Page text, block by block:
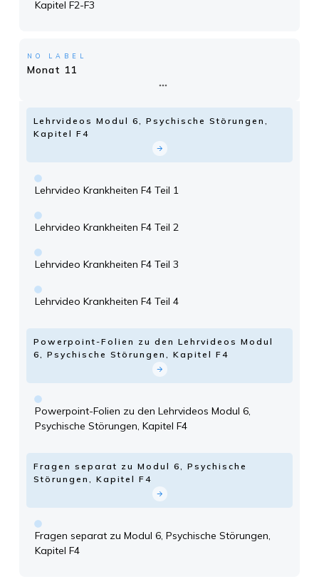
Kapitel F2-F3
NO LABEL
Monat 11
Lehrvideos Modul 6, Psychische Störungen,
Kapitel F4
Lehrvideo Krankheiten F4 Teil 1
Lehrvideo Krankheiten F4 Teil 2
Lehrvideo Krankheiten F4 Teil 3
Lehrvideo Krankheiten F4 Teil 4
Powerpoint-Folien zu den Lehrvideos Modul
6, Psychische Störungen, Kapitel F4
Powerpoint-Folien zu den Lehrvideos Modul 6,
Psychische Störungen, Kapitel F4
Fragen separat zu Modul 6, Psychische
Störungen, Kapitel F4
Fragen separat zu Modul 6, Psychische Störungen,
Kapitel F4